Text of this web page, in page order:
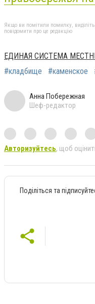
Якщо ви помітили помилку, виділіть
повідомити про це редакцію
ЕДИНАЯ СИСТЕМА
#кладбище
#каменское
Анна Побережная
Шеф-редактор
Авторизуйтесь, щоб
Поділіться та